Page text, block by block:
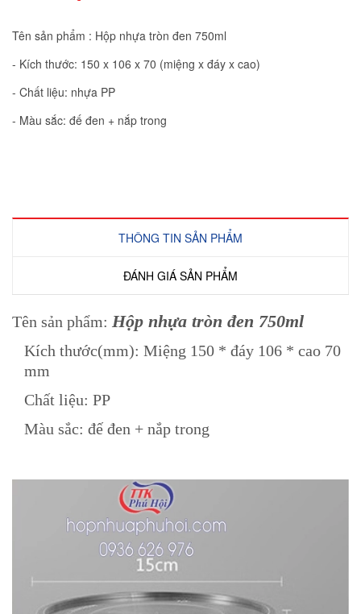
Tên sản phẩm : Hộp nhựa tròn đen 750ml
- Kích thước: 150 x 106 x 70 (miệng x đáy x cao)
- Chất liệu: nhựa PP
- Màu sắc: đế đen + nắp trong
THÔNG TIN SẢN PHẨM
ĐÁNH GIÁ SẢN PHẨM
Tên sản phẩm: Hộp nhựa tròn đen 750ml
Kích thước(mm): Miệng 150 * đáy 106 * cao 70
mm
Chất liệu: PP
Màu sắc: đế đen + nắp trong